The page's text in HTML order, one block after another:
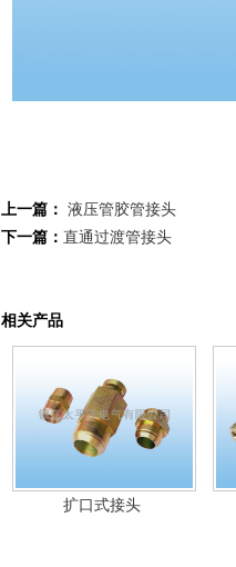
上一篇： 液压管胶管接头
下一篇： 直通过渡管接头
相关产品
扩口式接头